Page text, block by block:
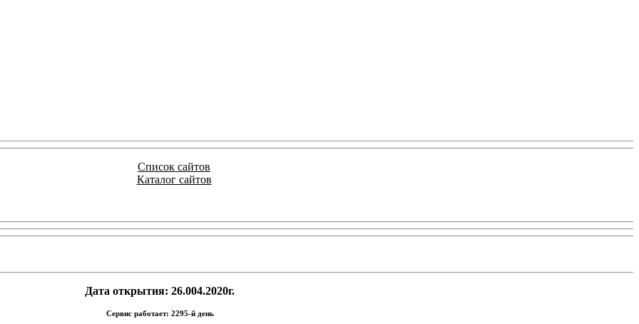
Список сайтов
Каталог сайтов
Дата открытия: 26.004.2020г.
Сервис работает: 2295-й день